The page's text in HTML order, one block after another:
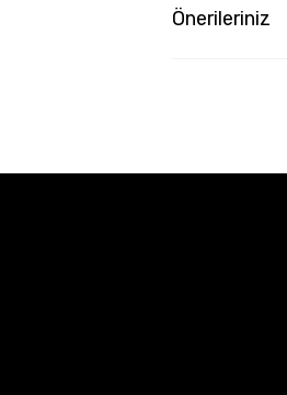
Önerileriniz